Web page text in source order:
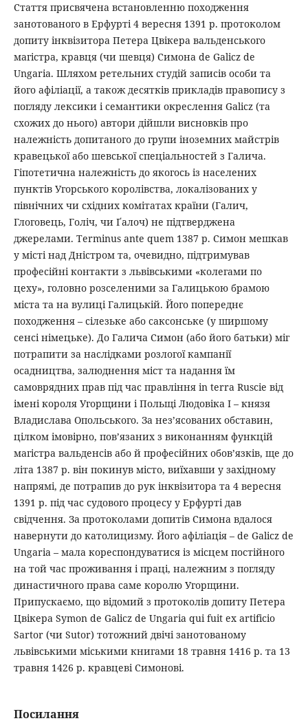
Стаття присвячена встановленню походження
занотованого в Ерфурті 4 вересня 1391 р. протоколом
допиту інквізитора Петера Цвікера вальденського
магістра, кравця (чи шевця) Симона de Galicz de
Ungaria. Шляхом ретельних студій записів особи та
його афіліації, а також десятків прикладів правопису з
погляду лексики і семантики окреслення Galicz (та
схожих до нього) автори дійшли висновків про
належність допитаного до групи іноземних майстрів
кравецької або шевської спеціальностей з Галича.
Гіпотетична належність до якогось із населених
пунктів Угорського королівства, локалізованих у
північних чи східних комітатах країни (Галич,
Глоговець, Голіч, чи Ґалоч) не підтверджена
джерелами. Terminus ante quem 1387 р. Симон мешкав
у місті над Дністром та, очевидно, підтримував
професійні контакти з львівськими «колегами по
цеху», головно розселеними за Галицькою брамою
міста та на вулиці Галицькій. Його попереднє
походження – сілезьке або саксонське (у ширшому
сенсі німецьке). До Галича Симон (або його батьки) міг
потрапити за наслідками розлогої кампанії
осадництва, залюднення міст та надання їм
самоврядних прав під час правління in terra Ruscie від
імені короля Угорщини і Польщі Людовіка І – князя
Владислава Опольського. За нез’ясованих обставин,
цілком імовірно, пов’язаних з виконанням функцій
магістра вальденсів або й професійних обов’язків, ще до
літа 1387 р. він покинув місто, виїхавши у західному
напрямі, де потрапив до рук інквізитора та 4 вересня
1391 р. під час судового процесу у Ерфурті дав
свідчення. За протоколами допитів Симона вдалося
навернути до католицизму. Його афіліація – de Galicz de
Ungaria – мала кореспондуватися із місцем постійного
на той час проживання і праці, належним з погляду
династичного права саме королю Угорщини.
Припускаємо, що відомий з протоколів допиту Петера
Цвікера Symon de Galicz de Ungaria qui fuit ex artificio
Sartor (чи Sutor) тотожний двічі занотованому
львівськими міськими книгами 18 травня 1416 р. та 13
травня 1426 р. кравцеві Симонові.
Посилання